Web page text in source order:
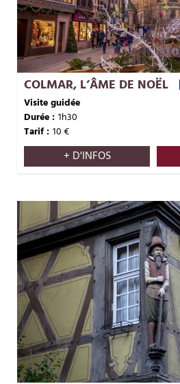
COLMAR, L’ÂME DE NOËL
Visite guidée
Durée : 1h30
Tarif : 10€
+ D'INFOS